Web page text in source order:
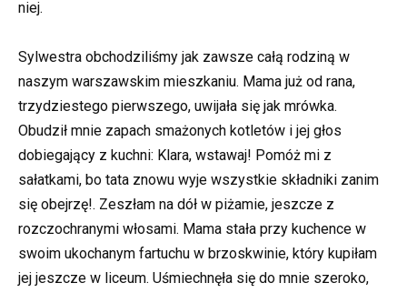
niej.
Sylwestra obchodziliśmy jak zawsze całą rodziną w
naszym warszawskim mieszkaniu. Mama już od rana,
trzydziestego pierwszego, uwijała się jak mrówka.
Obudził mnie zapach smażonych kotletów i jej głos
dobiegający z kuchni: Klara, wstawaj! Pomóż mi z
sałatkami, bo tata znowu wyje wszystkie składniki zanim
się obejrzę!. Zeszłam na dół w piżamie, jeszcze z
rozczochranymi włosami. Mama stała przy kuchence w
swoim ukochanym fartuchu w brzoskwinie, który kupiłam
jej jeszcze w liceum. Uśmiechnęła się do mnie szeroko,